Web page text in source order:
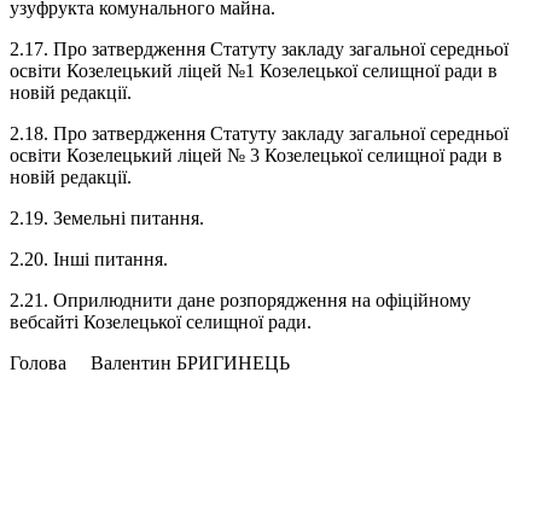
узуфрукта комунального майна.
2.17. Про затвердження Статуту закладу загальної середньої
освіти Козелецький ліцей №1 Козелецької селищної ради в
новій редакції.
2.18. Про затвердження Статуту закладу загальної середньої
освіти Козелецький ліцей № 3 Козелецької селищної ради в
новій редакції.
2.19. Земельні питання.
2.20. Інші питання.
2.21. Оприлюднити дане розпорядження на офіційному
вебсайті Козелецької селищної ради.
Голова Валентин БРИГИНЕЦЬ